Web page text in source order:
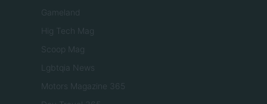
Gameland
Hig Tech Mag
Scoop Mag
Lgbtqia News
Motors Magazine 365